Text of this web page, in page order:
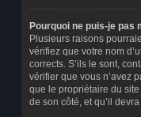
Pourquoi ne puis-je pas
Plusieurs raisons
vérifiez que votre nom
corrects. S’ils le sont,
vérifier que vous n’avez
que le propriétaire du
de son côté, et qu’il